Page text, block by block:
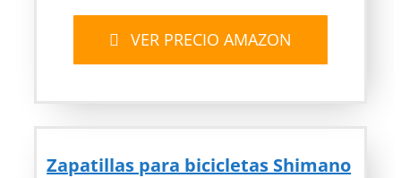
VER PRECIO AMAZON
Zapatillas para bicicletas Shimano